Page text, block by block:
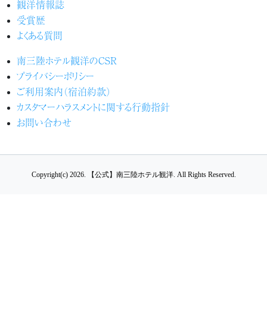
観洋情報誌
受賞歴
よくある質問
南三陸ホテル観洋のCSR
プライバシーポリシー
ご利用案内（宿泊約款）
カスタマーハラスメントに関する行動指針
お問い合わせ
Copyright(c) 2026. 【公式】南三陸ホテル観洋. All Rights Reserved.